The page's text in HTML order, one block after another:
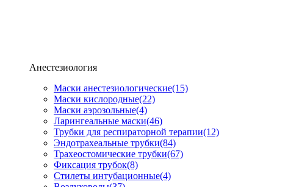
Анестезиология
Маски анестезиологические(15)
Маски кислородные(22)
Маски аэрозольные(4)
Ларингеальные маски(46)
Трубки для респираторной терапии(12)
Эндотрахеальные трубки(84)
Трахеостомические трубки(67)
Фиксация трубок(8)
Стилеты интубационные(4)